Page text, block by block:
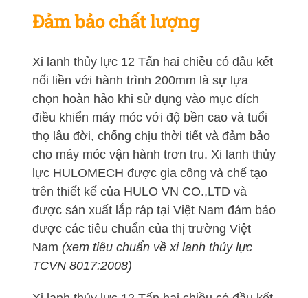
Đảm bảo chất lượng
Xi lanh thủy lực 12 Tấn hai chiều có đầu kết
nối liền với hành trình 200mm là sự lựa
chọn hoàn hảo khi sử dụng vào mục đích
điều khiển máy móc với độ bền cao và tuổi
thọ lâu đời, chống chịu thời tiết và đảm bảo
cho máy móc vận hành trơn tru. Xi lanh thủy
lực HULOMECH được gia công và chế tạo
trên thiết kế của HULO VN CO.,LTD và
được sản xuất lắp ráp tại Việt Nam đảm bảo
được các tiêu chuẩn của thị trường Việt
Nam (xem tiêu chuẩn về xi lanh thủy lực
TCVN 8017:2008)